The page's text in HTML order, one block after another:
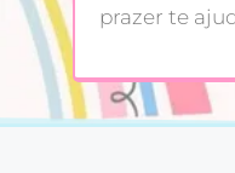
prazer te